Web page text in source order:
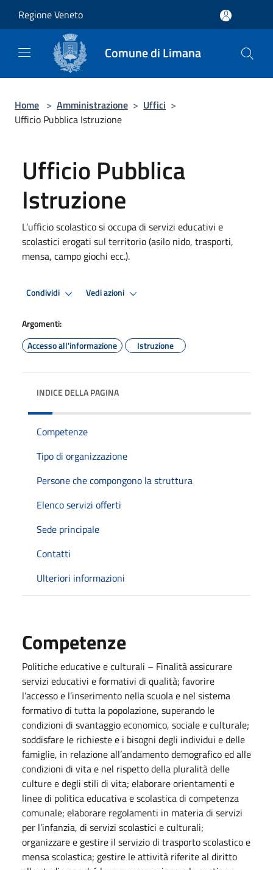
Regione Veneto
Comune di Limana
Home > Amministrazione > Uffici >
Ufficio Pubblica Istruzione
Ufficio Pubblica
Istruzione
L’ufficio scolastico si occupa di servizi educativi e
scolastici erogati sul territorio (asilo nido, trasporti,
mensa, campo giochi ecc.).
Condividi Vedi azioni
Argomenti:
Accesso all'informazione
Istruzione
INDICE DELLA PAGINA
Competenze
Tipo di organizzazione
Persone che compongono la struttura
Elenco servizi offerti
Sede principale
Contatti
Ulteriori informazioni
Competenze
Politiche educative e culturali – Finalità assicurare
servizi educativi e formativi di qualità; favorire
l’accesso e l’inserimento nella scuola e nel sistema
formativo di tutta la popolazione, superando le
condizioni di svantaggio economico, sociale e culturale;
soddisfare le richieste e i bisogni degli individui e delle
famiglie, in relazione all’andamento demografico ed alle
condizioni di vita e nel rispetto della pluralità delle
culture e degli stili di vita; elaborare orientamenti e
linee di politica educativa e scolastica di competenza
comunale; elaborare regolamenti in materia di servizi
per l’infanzia, di servizi scolastici e culturali;
organizzare e gestire il servizio di trasporto scolastico e
mensa scolastica; gestire le attività riferite al diritto